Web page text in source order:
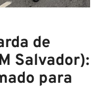
de
Salvador):
para